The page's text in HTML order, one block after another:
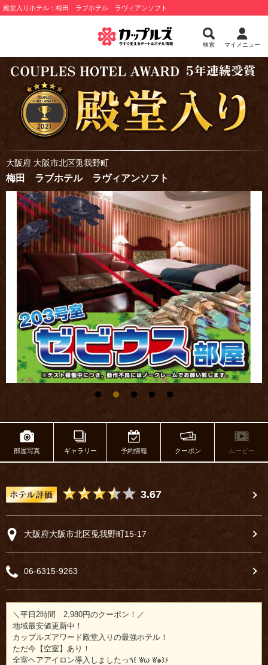
殿堂入りホテル：梅田 ラブホテル ラヴィアンソフト
検索 マイメニュー
大阪府 大阪市北区兎我野町
梅田 ラブホテル ラヴィアンソフト
部屋写真 ギャラリー 予約情報 クーポン ムービー
5つ星のうち3.5
3.67
大阪府大阪市北区兎我野町15-17
06-6315-9263
＼平日2時間 2,980円のクーポン！／
地域最安値更新中！
カップルズアワード殿堂入りの最強ホテル！
ただ今【空室】あり！
全室ヘアアイロン導入しましたっ٩꒰ ꇐω ꇐ๑꒱۶